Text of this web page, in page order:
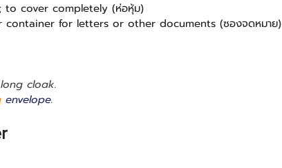
to cover completely (ห่อหุ้ม)
for letters or other documents (ซองจดหมาย)
long cloak.
envelope.